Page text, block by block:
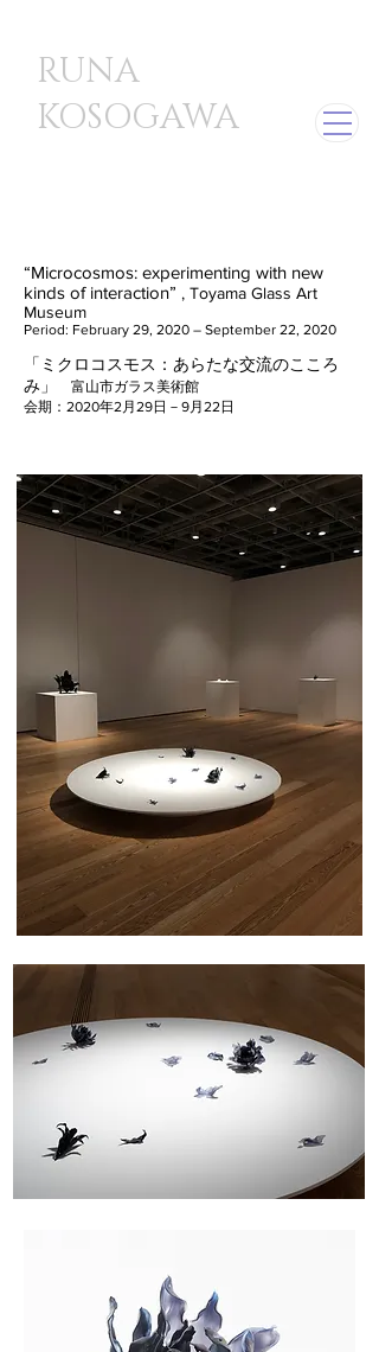
​RUNA
KOSOGAWA
“Microcosmos: experimenting with new
kinds of interaction” , Toyama Glass Art
Museum
Period: February 29, 2020 – September 22, 2020
「ミクロコスモス：あらたな交流のこころ
み」
富山市ガラス美術館
​会期：2020年2月29日－9月22日